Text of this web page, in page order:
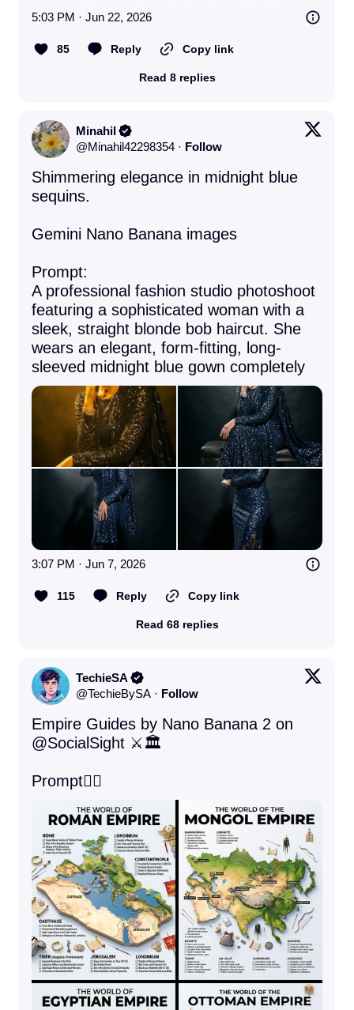
5:03 PM · Jun 22, 2026
85 Reply Copy link
Read 8 replies
Minahil
@Minahil42298354 · Follow
Shimmering elegance in midnight blue
sequins.
Gemini Nano Banana images
Prompt:
A professional fashion studio photoshoot
featuring a sophisticated woman with a
sleek, straight blonde bob haircut. She
wears an elegant, form-fitting, long-
sleeved midnight blue gown completely
3:07 PM · Jun 7, 2026
115 Reply Copy link
Read 68 replies
TechieSA
@TechieBySA · Follow
@SocialSight ⚔️🏛️
Prompt👇🏻